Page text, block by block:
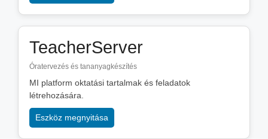
TeacherServer
Óratervezés és tananyagkészítés
MI platform oktatási tartalmak és feladatok
létrehozására.
Eszköz megnyitása